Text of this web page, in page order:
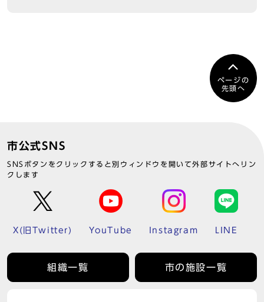
ページの
先頭へ
市公式SNS
SNSボタンをクリックすると別ウィンドウを開いて外部サイトへリン
クします
X(旧Twitter) YouTube Instagram LINE
組織一覧 市の施設一覧